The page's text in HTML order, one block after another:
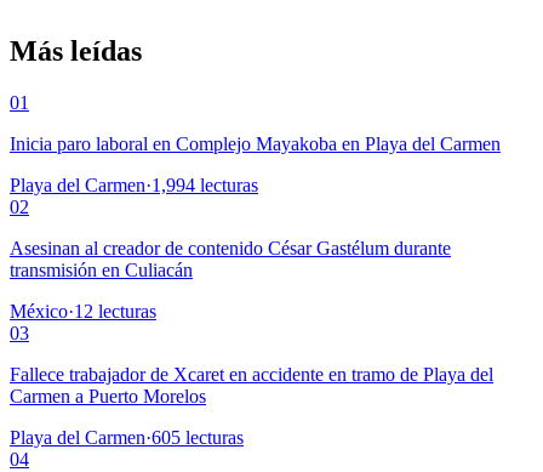
Más leídas
01
Inicia paro laboral en Complejo Mayakoba en Playa del Carmen
Playa del Carmen·1,994 lecturas
02
Asesinan al creador de contenido César Gastélum durante
transmisión en Culiacán
México·12 lecturas
03
Fallece trabajador de Xcaret en accidente en tramo de Playa del
Carmen a Puerto Morelos
Playa del Carmen·605 lecturas
04